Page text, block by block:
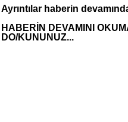
Ayrıntılar haberin
HABERİN DEVAMINI
DO/KUNUNUZ...